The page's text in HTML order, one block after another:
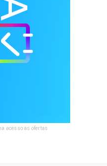
acesso as ofertas